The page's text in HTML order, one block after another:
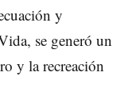
y
se generó un
y la recreación